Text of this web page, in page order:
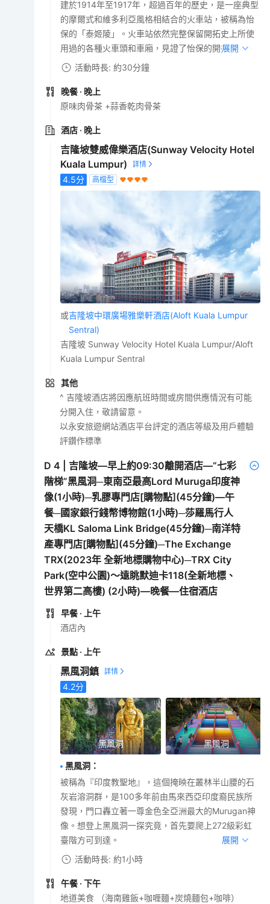
建於1914年至1917年，超過百年的歷史，是一座典型
的摩爾式和維多利亞風格相結合的火車站，被稱為怡
保的「泰姬陵」。火車站依然完整保留開拓史上所使
用過的各種火車頭和車廂，見證了怡保的開拓歷史。
展開
活動時長: 約30分鐘
晚餐 · 晚上
原味肉骨茶 +蒜香乾肉骨茶
酒店 · 晚上
吉隆坡雙威偉樂酒店(Sunway Velocity Hotel
Kuala Lumpur)
4.5分 高檔型
或吉隆坡中環廣場雅樂軒酒店(Aloft Kuala Lumpur
Sentral)
吉隆坡 Sunway Velocity Hotel Kuala Lumpur/Aloft
Kuala Lumpur Sentral
其他
^ 吉隆坡酒店將因應航班時間或房間供應情況有可能
分開入住，敬請留意。
以永安旅遊網站酒店平台評定的酒店等級及用戶體驗
評鑽作標準
D4
吉隆坡—早上約09:30離開酒店—“七彩
階梯”黑風洞─東南亞最高Lord Muruga印度神
像(1小時)─乳膠專門店[購物點](45分鐘)—午
餐─國家銀行錢幣博物館(1小時)─莎羅馬行人
天橋KL Saloma Link Bridge(45分鐘)─南洋特
產專門店[購物點](45分鐘)─The Exchange
TRX(2023年 全新地標購物中心)─TRX City
Park(空中公園)～遠眺默迪卡118(全新地標、
世界第二高樓) (2小時)—晚餐—住宿酒店
早餐 · 上午
酒店內
景點 · 上午
黑風洞鎮
4.2分
黑風洞 黑風洞
黑風洞 ：
被稱為『印度教聖地』，這個掩映在叢林半山腰的石
灰岩溶洞群，是100多年前由馬來西亞印度裔民族所
發現，門口轟立著一尊金色全亞洲最大的Murugan神
像。想登上黑風洞一探究竟，首先要爬上272級彩虹
臺階方可到達。
展開
活動時長: 約1小時
午餐 · 下午
地道美食 （海南雞飯+咖喱麵+炭燒麵包+咖啡）